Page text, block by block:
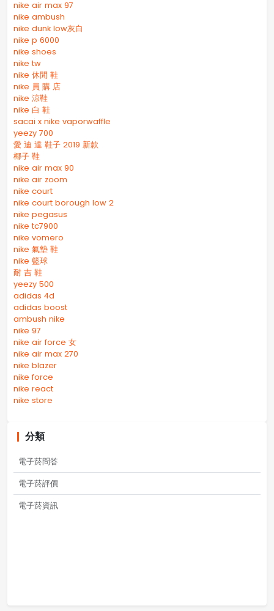
nike air max 97
nike ambush
nike dunk low灰白
nike p 6000
nike shoes
nike tw
nike 休閒 鞋
nike 員 購 店
nike 涼鞋
nike 白 鞋
sacai x nike vaporwaffle
yeezy 700
愛 迪 達 鞋子 2019 新款
椰子 鞋
nike air max 90
nike air zoom
nike court
nike court borough low 2
nike pegasus
nike tc7900
nike vomero
nike 氣墊 鞋
nike 籃球
耐 吉 鞋
yeezy 500
adidas 4d
adidas boost
ambush nike
nike 97
nike air force 女
nike air max 270
nike blazer
nike force
nike react
nike store
分類
電子菸問答
電子菸評價
電子菸資訊